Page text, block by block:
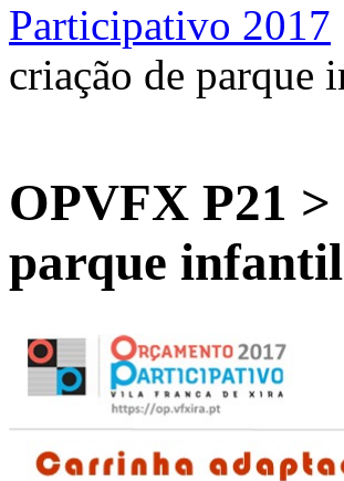
Participativo 2017
criação de
OPVFX P21
parque